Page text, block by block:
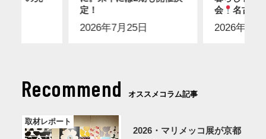
定！
2026年7月25日
会
名古屋
2026年7月
Recommend オススメコラム記事
取材レポート
2026・マリメッコ展が京都